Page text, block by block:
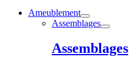
Ameublement
Assemblages
Assemblages